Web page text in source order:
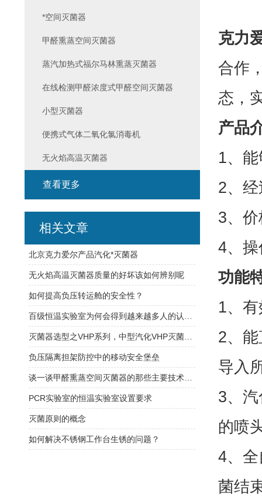
克力
合作
态，
产品
1、
2、
3、
4、
功能
1、
2、
导入
3、
的喷
4、
菌结
*空间灭菌器
甲醛熏蒸空间灭菌器
蒸汽加热式福尔马林熏蒸灭菌器
在线检测甲醛浓度式甲醛空间灭菌器
小型灭菌器
便携式气体二氧化氯消毒机
无火焰高温灭菌器
查看更多
相关文章
北京克力爱尔产品汽化*灭菌器
无火焰高温灭菌器质量的好坏该如何辨别呢
如何提高负压转运舱的安全性？
负压隔离担架防控中的移动安全堡垒
PCR实验室的恒温实验室设置要求
灭菌原则的概念
如何解决不锈钢工作台生锈的问题？